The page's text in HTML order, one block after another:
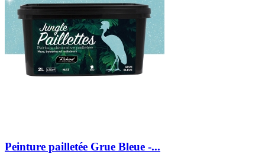
Peinture pailletée Grue Bleue -...